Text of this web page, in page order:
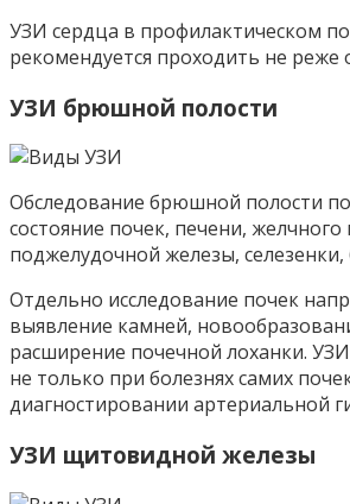
УЗИ сердца в профилактическом
рекомендуется проходить не реже
УЗИ брюшной полости
Обследование брюшной полости
состояние почек, печени, желчного
поджелудочной железы,
Отдельно исследование почек
выявление камней,
расширение почечной лоханки.
не только при болезнях самих
диагностировании артериальной
УЗИ щитовидной железы